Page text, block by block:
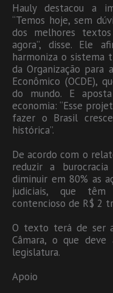
Hauly destacou a
“Temos hoje, sem
dos melhores
agora”, disse. Ele
harmoniza o sistema
da Organização para
Econômico (OCDE),
do mundo. E
economia: “Esse
fazer o Brasil
histórica”.
De acordo com o
reduzir a
diminuir em 80% as
judiciais, que
contencioso de R$ 2
O texto terá de ser
Câmara, o que
legislatura.
Apoio